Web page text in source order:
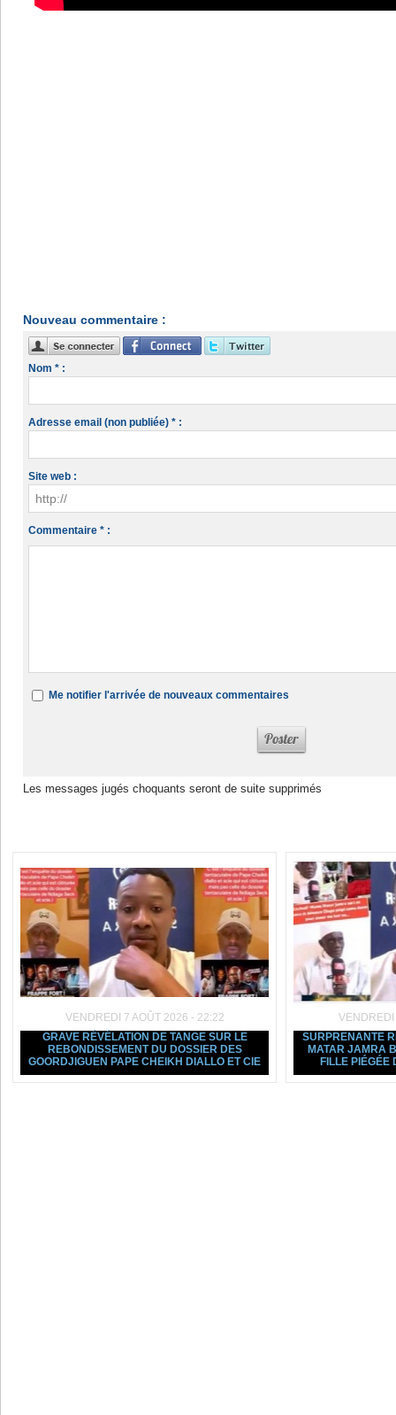
Nouveau commentaire :
Nom * :
Adresse email (non publiée) * :
Site web :
Commentaire * :
Me notifier l'arrivée de nouveaux commentaires
Les messages jugés choquants seront de suite supprimés
VENDREDI 7 AOÛT 2026 - 22:22
GRAVE RÉVÉLATION DE TANGE SUR LE
REBONDISSEMENT DU DOSSIER DES
GOORDJIGUEN PAPE CHEIKH DIALLO ET CIE
SURPRENANTE
MATAR JAMRA
FILLE PIÉGÉE